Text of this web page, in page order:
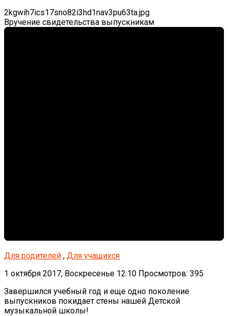
2kgwih7ics17sno82i3hd1nav3pu63ta.jpg
Вручение свидетельства выпускникам
Для родителей , Для учащихся
1 октября 2017, Воскресенье 12:10 Просмотров: 395
Завершился учебный год и еще одно поколение
выпускников покидает стены нашей Детской
музыкальной школы!